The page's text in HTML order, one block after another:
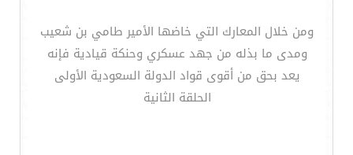
ومن خلال المعارك التي خاضها الأمير طامي بن شعيب
ومدى ما بذله من جهد عسكري وحنكة قيادية فإنه
يعد بحق من أقوى قواد الدولة السعودية الأولى
الحلقة الثانية